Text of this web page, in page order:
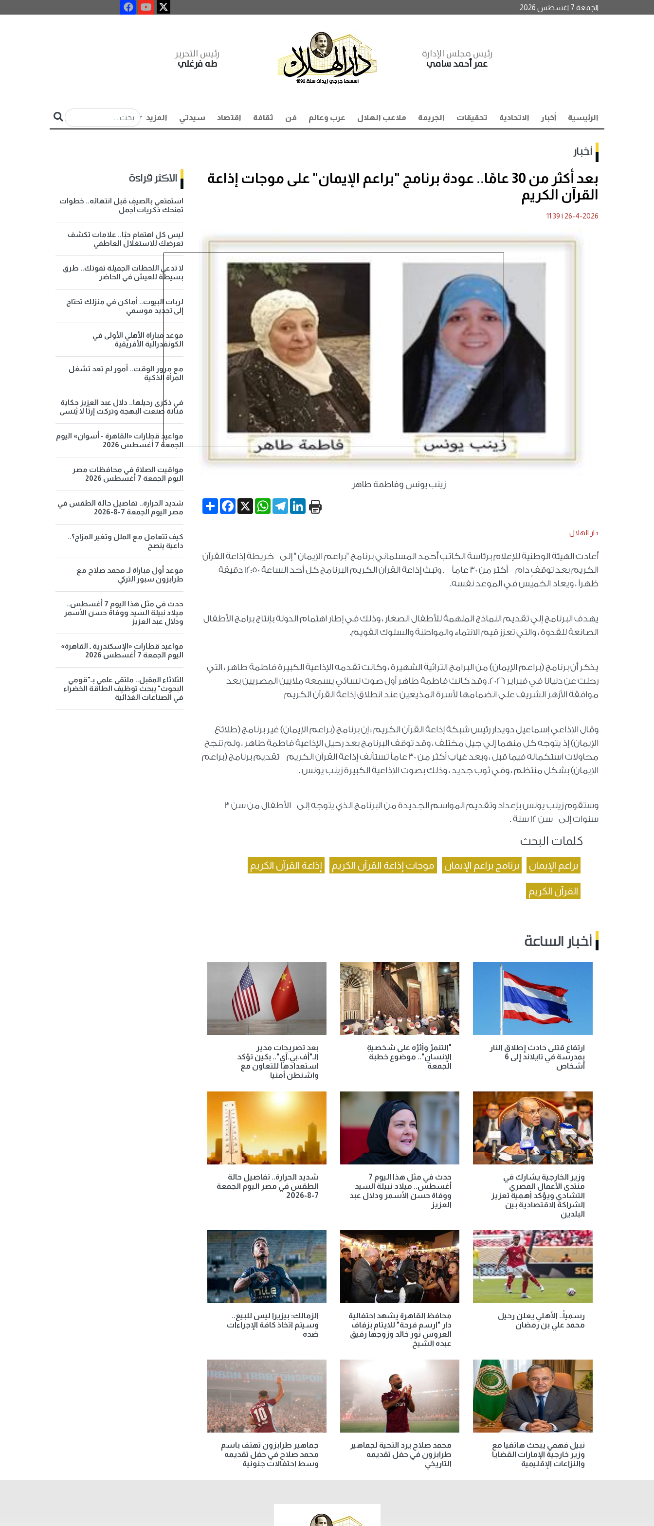
الجمعة 7 اغسطس 2026
رئيس مجلس الإدارة
عمر أحمد سامي
رئيس التحرير
طه فرغلي
الرئيسية أخبار الاتحادية تحقيقات الجريمة ملاعب الهلال عرب وعالم فن ثقافة اقتصاد سيدتي المزيد
أخبار
بعد أكثر من 30 عامًا.. عودة برنامج "براعم الإيمان" على موجات إذاعة
القرآن الكريم
26-4-2026
|
11:39
زينب يونس وفاطمة طاهر
Share
Facebook X
WhatsApp
TelegramLinkedIn
دار الهلال
أعادت الهيئة الوطنية للإعلام برئاسة الكاتب أحمد المسلماني برنامج "براعم الإيمان " إلى خريطة إذاعة القرآن
الكريم بعد توقفٍ دام أكثر من 30 عاماً . وتبث إذاعة القرآن الكريم البرنامج كل أحد الساعة 12:50 دقيقة
ظهراً ، ويعاد الخميس في الموعد نفسه.
يهدف البرنامج إلي تقديم النماذج الملهمة للأطفال الصغار ، وذلك في إطار اهتمام الدولة بإنتاج برامج الأطفال
الصانعة للقدوة ، والتي تعزز قيم الانتماء والمواطنة والسلوك القويم.
يذكر أن برنامج (براعم الإيمان) من البرامج التراثية الشهيرة ، وكانت تقدمه الإذاعية الكبيرة فاطمة طاهر ، التي
رحلت عن دنيانا في فبراير 2026. وقد كانت فاطمة طاهر أول صوت نسائي يسمعه ملايين المصريين بعد
موافقة الأزهر الشريف علي انضمامها لأسرة المذيعين عند انطلاق إذاعة القرآن الكريم
وقال الإذاعي إسماعيل دويدار رئيس شبكة إذاعة القرآن الكريم : إن برنامج (براعم الإيمان) غير برنامج (طلائع
الإيمان) إذ يتوجه كل منهما إلي جيل مختلف ، وقد توقف البرنامج بعد رحيل الإذاعية فاطمة طاهر ، ولم تنجح
محاولات استكماله فيما قبل ، وبعد غياب أكثر من 30 عاماً تستأنف إذاعة القرآن الكريم تقديم برنامج (براعم
الإيمان) بشكل منتظم ، وفي ثوب جديد ، وذلك بصوت الإذاعية الكبيرة زينب يونس .
وستقوم زينب يونس بإعداد وتقديم المواسم الجديدة من البرنامج الذي يتوجه إلى الأطفال من سن 3
سنوات إلى سن 12 سنة .
كلمات البحث
براعم الإيمان برنامج براعم الإيمان موجات إذاعة القرآن الكريم إذاعة القرآن الكريم
القرآن الكريم
أخبار الساعة
ارتفاع قتلى حادث إطلاق النار
بمدرسة في تايلاند إلى 6
أشخاص
"التنمرُ وأثرُه على شخصيةِ
الإنسانِ".. موضوع خطبة
الجمعة
بعد تصريحات مدير
الـ"أف.بي.آي".. بكين تؤكد
استعدادها للتعاون مع
واشنطن أمنيا
وزير الخارجية يشارك في
منتدى الأعمال المصري
التشادي ويؤكد أهمية تعزيز
الشراكة الاقتصادية بين
البلدين
حدث في مثل هذا اليوم 7
أغسطس.. ميلاد نبيلة السيد
ووفاة حسن الأسمر ودلال عبد
العزيز
شديد الحرارة.. تفاصيل حالة
الطقس في مصر اليوم الجمعة
7-8-2026
رسمياً.. الأهلي يعلن رحيل
محمد علي بن رمضان
محافظ القاهرة يشهد احتفالية
دار "ارسم فرحة" للايتام بزفاف
العروس نور خالد وزوجها رفيق
عبده الشيخ
الزمالك: بيزيرا ليس للبيع..
وسيتم اتخاذ كافة الإجراءات
ضده
نبيل فهمي يبحث هاتفيا مع
وزير خارجية الإمارات القضايا
والنزاعات الإقليمية
محمد صلاح يرد التحية لجماهير
طرابزون في حفل تقديمه
التاريخي
جماهير طرابزون تهتف باسم
محمد صلاح في حفل تقديمه
وسط احتفالات جنونية
الاكثر قراءة
استمتعي بالصيف قبل انتهائه.. خطوات
تمنحك ذكريات أجمل
ليس كل اهتمام حبًا.. علامات تكشف
تعرضك للاستغلال العاطفي
لا تدعي اللحظات الجميلة تفوتك.. طرق
بسيطة للعيش في الحاضر
لربات البيوت.. أماكن في منزلك تحتاج
إلى تجديد موسمي
موعد مباراة الأهلي الأولى في
الكونفدرالية الأفريقية
مع مرور الوقت.. أمور لم تعد تشغل
المرأة الذكية
في ذكرى رحيلها.. دلال عبد العزيز حكاية
فنانة صنعت البهجة وتركت إرثًا لا يُنسى
مواعيد قطارات «القاهرة - أسوان» اليوم
الجمعة 7 أغسطس 2026
مواقيت الصلاة في محافظات مصر
اليوم الجمعة 7 أغسطس 2026
شديد الحرارة.. تفاصيل حالة الطقس في
مصر اليوم الجمعة 7-8-2026
كيف تتعامل مع الملل وتغير المزاج؟..
داعية ينصح
موعد أول مباراة لـ محمد صلاح مع
طرابزون سبور التركي
حدث في مثل هذا اليوم 7 أغسطس..
ميلاد نبيلة السيد ووفاة حسن الأسمر
ودلال عبد العزيز
مواعيد قطارات «الإسكندرية ـ القاهرة»
اليوم الجمعة 7 أغسطس 2026
الثلاثاء المقبل.. ملتقى علمي بـ"قومي
البحوث" يبحث توظيف الطاقة الخضراء
في الصناعات الغذائية